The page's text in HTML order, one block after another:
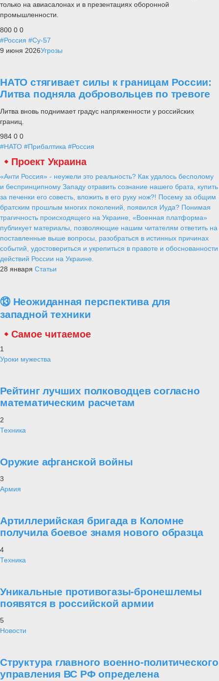
только на авиасалонах и в презентациях оборонной
промышленности.
800 0 0
#Россия #Су-57
9 июня 2026Угрозы
НАТО стягивает силы к границам России:
Литва подняла добровольцев по тревоге
Литва вновь поднимает градус напряженности у российских
границ.
984 0 0
#НАТО #Прибалтика #Россия
Проект Украина
«Анти Россия» - неужели это реальность? Как удалось бесполому
и беспринципному Западу отравить сознание нашего брата, купить
за печенки его совесть, вложить в его руку нож?! Посему за общим
братским прошлым многих поколений, появился Иуда? Понимая
трагичность происходящего на Украине, «Военная платформа»
публикует материалы, позволяющие нашим читателям ответить на
поставленные выше вопросы, разобраться в истинных причинах
событий, удостовериться и укрепиться в правоте и обоснованности
действий России на Украине.
28 января Статьи
⑬ Неожиданная перспектива для
западной техники
Самое читаемое
1
Уроки мужества
Рейтинг лучших полководцев согласно
математическим расчетам
2
Техника
Оружие афганской войны
3
Армия
Артиллерийская бригада в Коломне
получила боевое знамя нового образца
4
Техника
Уникальные противогазы-бронешлемы
появятся в российской армии
5
Новости
Структура главного военно-политического
управления ВС РФ определена